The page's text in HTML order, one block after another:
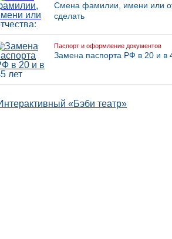
Смена фамилии, имени или
сделать
Паспорт и оформление документов
Замена паспорта РФ в 20 и в